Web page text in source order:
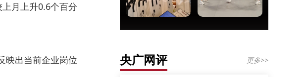
月上升0.6个百分
出当前企业岗位
央广网评 更多>>